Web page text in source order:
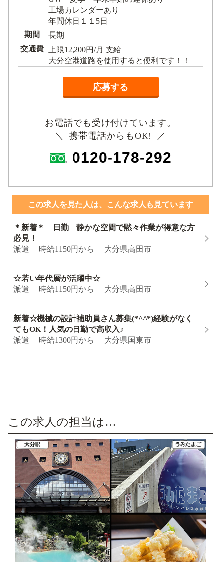
工場カレンダーあり
年間休日１１5日
期間
長期
交通費
上限12,200円/月 支給
大分空港道路を使用すると便利です！！
応募する
お電話でも受け付けています。
＼ 携帯電話からもOK! ／
0120-178-292
この求人を見た人は、こんな求人も見ています
＊新着＊ 日勤 静かな空間で黙々作業が得意な方
必見！
派遣 時給1150円から 大分県高田市
☆若い年代層が活躍中☆
派遣 時給1150円から 大分県高田市
新着☆機械の設計補助員さん募集(*^^*)経験がなく
てもOK！人気の日勤で高収入♪
派遣 時給1300円から 大分県国東市
この求人の担当は…